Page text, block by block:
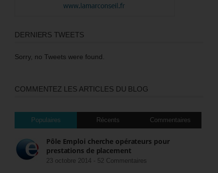
DERNIERS TWEETS
Sorry, no Tweets were found.
COMMENTEZ LES ARTICLES DU BLOG
Populaires Récents Commentaires
Pôle Emploi cherche opérateurs pour
prestations de placement
23 octobre 2014 - 52 Commentaires